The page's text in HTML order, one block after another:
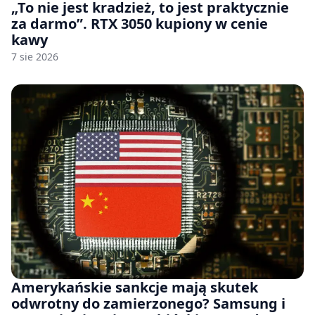
„To nie jest kradzież, to jest praktycznie
za darmo”. RTX 3050 kupiony w cenie
kawy
7 sie 2026
Amerykańskie sankcje mają skutek
odwrotny do zamierzonego? Samsung i